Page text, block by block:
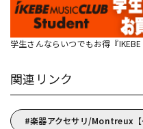
学生さんならいつでもお得『IKEBE
関連リンク
楽器アクセサリ/Montreux【